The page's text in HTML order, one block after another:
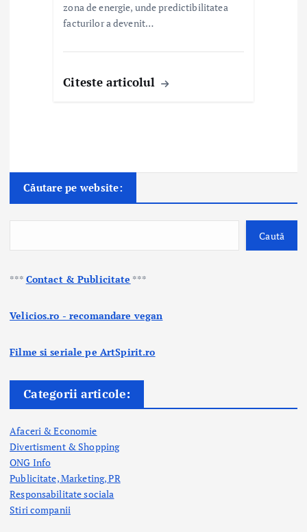
zona de energie, unde predictibilitatea
facturilor a devenit…
Citeste articolul
Căutare pe website:
Caută
*** Contact & Publicitate ***
Velicios.ro - recomandare vegan
Filme si seriale pe ArtSpirit.ro
Categorii articole:
Afaceri & Economie
Divertisment & Shopping
ONG Info
Publicitate, Marketing, PR
Responsabilitate sociala
Stiri companii